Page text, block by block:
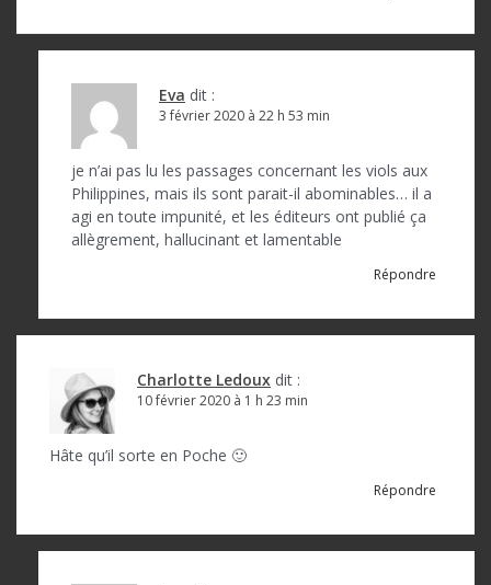
Eva dit :
3 février 2020 à 22 h 53 min
je n’ai pas lu les passages concernant les viols aux
Philippines, mais ils sont parait-il abominables… il a
agi en toute impunité, et les éditeurs ont publié ça
allègrement, hallucinant et lamentable
Répondre
Charlotte Ledoux dit :
10 février 2020 à 1 h 23 min
Hâte qu’il sorte en Poche 🙂
Répondre